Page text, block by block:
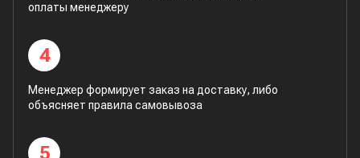
оплаты менеджеру
4
Менеджер формирует заказ на доставку, либо
объясняет правила самовывоза
5